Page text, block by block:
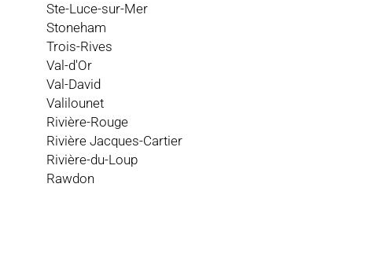
Ste-Luce-sur-Mer
Stoneham
Trois-Rives
Val-d'Or
Val-David
Valilounet
Rivière-Rouge
Rivière Jacques-Cartier
Rivière-du-Loup
Rawdon